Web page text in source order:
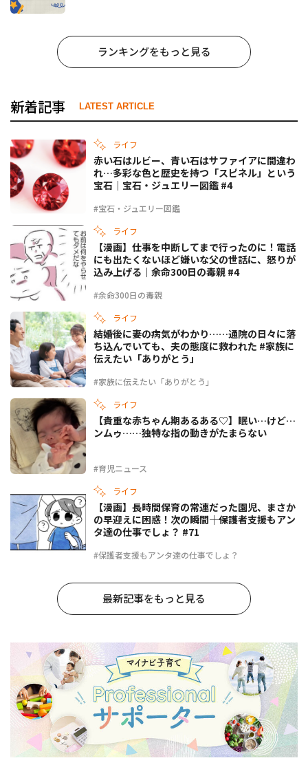
ランキングをもっと見る
新着記事 LATEST ARTICLE
ライフ
#宝石・ジュエリー図鑑
赤い石はルビー、青い石はサファイアに間違わ
れ…多彩な色と歴史を持つ「スピネル」という
宝石｜宝石・ジュエリー図鑑 #4
ライフ
#余命300日の毒親
【漫画】仕事を中断してまで行ったのに！電話
にも出たくないほど嫌いな父の世話に、怒りが
込み上げる｜余命300日の毒親 #4
ライフ
#家族に伝えたい「ありがとう」
結婚後に妻の病気がわかり……通院の日々に落
ち込んでいても、夫の態度に救われた #家族に
伝えたい「ありがとう」
ライフ
#育児ニュース
【貴重な赤ちゃん期あるある♡】眠い…けど…
ンムゥ……独特な指の動きがたまらない
ライフ
#保護者支援もアンタ達の仕事でしょ？
【漫画】長時間保育の常連だった園児、まさか
の早迎えに困惑！次の瞬間――｜保護者支援もアン
タ達の仕事でしょ？ #71
最新記事をもっと見る